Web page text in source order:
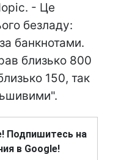
- Це
безладу:
банкнотами.
близько 800
150, так
Подпишитесь на
в Google!